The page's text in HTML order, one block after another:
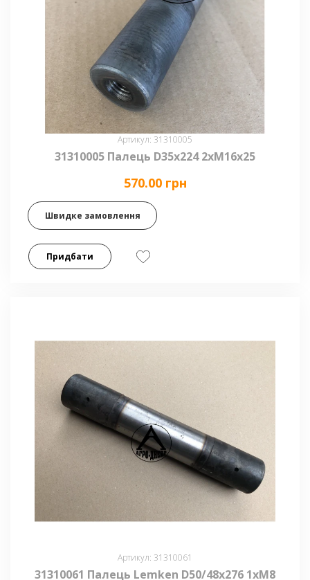
Артикул: 31310005
31310005 Палець D35x224 2xM16x25
570.00 грн
Швидке замовлення
Придбати
Артикул: 31310061
31310061 Палець Lemken D50/48x276 1xM8